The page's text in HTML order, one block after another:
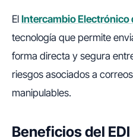
El Intercambio Electrónico
tecnología que permite
forma directa y segura
riesgos asociados a
manipulables.
Beneficios del